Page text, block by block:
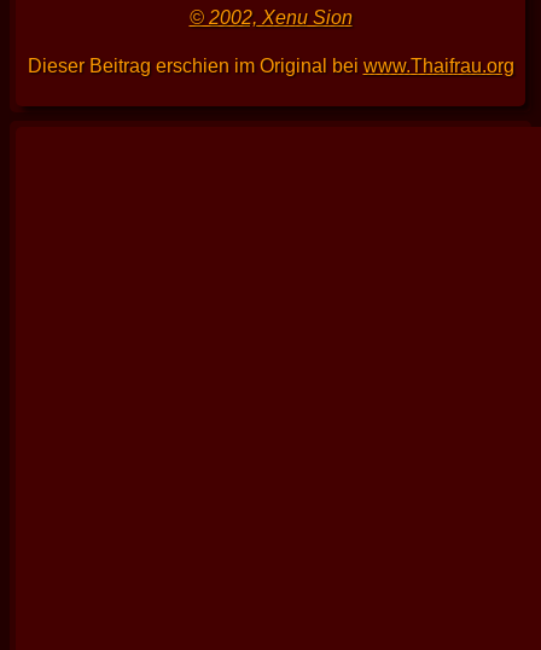
© 2002, Xenu Sion
Dieser Beitrag erschien im Original bei www.Thaifrau.org